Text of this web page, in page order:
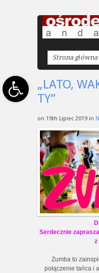
Open toolbar
„LATO,
TY”
on 19th Lipiec 2019 in
Serdecznie
z
Zumba to
połączenie tańca i